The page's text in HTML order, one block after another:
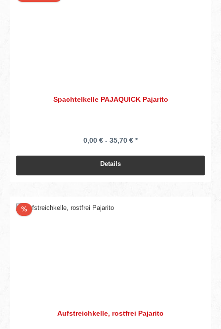
Spachtelkelle PAJAQUICK Pajarito
0,00 € - 35,70 € *
Details
%Rabatt
Aufstreichkelle, rostfrei Pajarito